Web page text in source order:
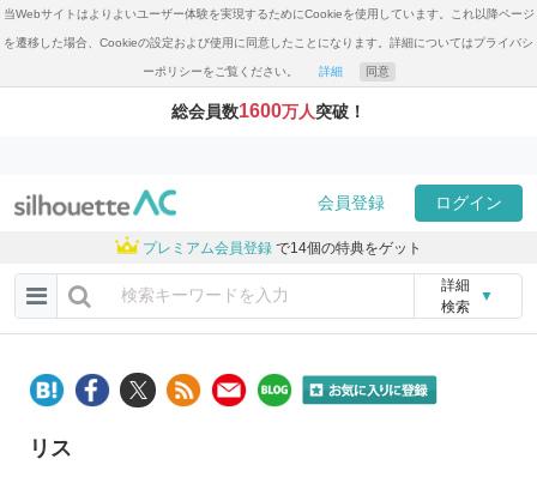
当Webサイトはよりよいユーザー体験を実現するためにCookieを使用しています。これ以降ページ
を遷移した場合、Cookieの設定および使用に同意したことになります。詳細についてはプライバシ
ーポリシーをご覧ください。 詳細 同意
総会員数1600万人突破！
会員登録 ログイン
プレミアム会員登録 で14個の特典をゲット
詳細
検索
▼
リス